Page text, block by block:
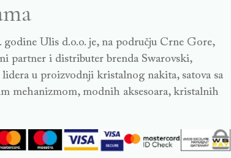
godine Ulis d.o.o. je, na području Crne Gore,
partner i distributer brenda Swarovski,
lidera u proizvodnji kristalnog nakita, satova sa
mehanizmom, modnih aksesoara, kristalnih